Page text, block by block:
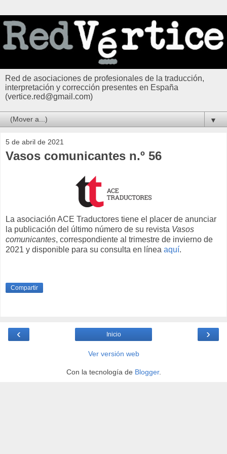
Red de asociaciones de profesionales de la traducción,
interpretación y corrección presentes en España
(vertice.red@gmail.com)
▼
5 de abril de 2021
Vasos comunicantes n.º 56
La asociación ACE Traductores tiene el placer de anunciar
la publicación del último número de su revista Vasos
comunicantes, correspondiente al trimestre de invierno de
2021 y disponible para su consulta en línea aquí.
Compartir
‹ ›
Inicio
Ver versión web
Con la tecnología de Blogger.